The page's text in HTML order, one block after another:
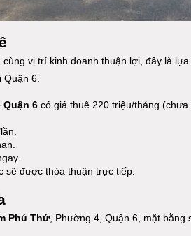
vị trí kinh doanh thuận lợi, đây là
6.
Quận 6 có giá thuê 220 triệu/tháng (chưa
sẽ được thỏa thuận trực tiếp.
Phú Thứ, Phường 4, Quận 6, mặt bằng